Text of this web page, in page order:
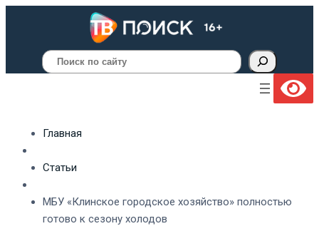
Поиск
Главная
Статьи
МБУ «Клинское городское хозяйство» полностью
готово к сезону холодов